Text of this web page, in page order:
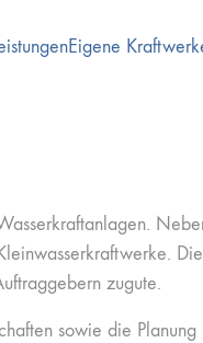
Eigene
Die
zugute.
sowie die Planung